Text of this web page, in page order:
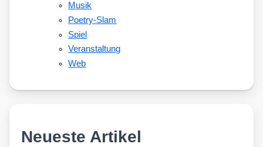
Musik
Poetry-Slam
Spiel
Veranstaltung
Web
Neueste Artikel